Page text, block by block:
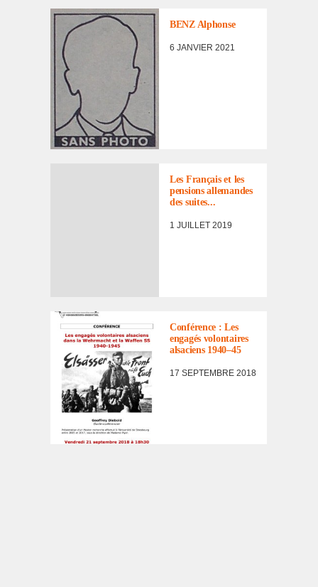
BENZ Alphonse
6 JANVIER 2021
Les Français et les
pensions alle­mandes
des suites...
1 JUILLET 2019
ACTUALITÉ
Confé­rence : Les
enga­gés volon­taires
alsa­ciens 1940–45
17 SEPTEMBRE 2018